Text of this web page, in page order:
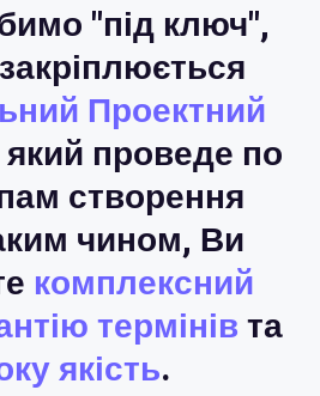
"під ключ",
Проектний
який проведе по
створення
чином, Ви
комплексний
термінівта
якість.